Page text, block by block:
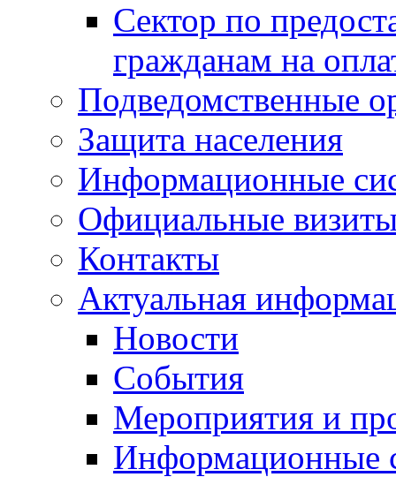
Сектор по
гражданам на
Подведомственные
Защита населения
Информационные
Официальные
Контакты
Актуальная
Новости
События
Мероприятия и
Информационные